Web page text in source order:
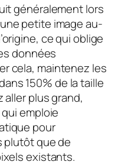
généralement lors
petite image au-
ce qui oblige
données
cela, maintenez les
150% de la taille
aller plus grand,
emploie
pour
plutôt que de
existants.